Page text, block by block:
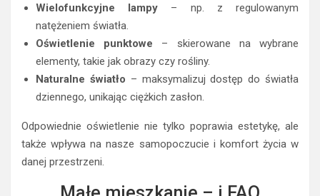
Wielofunkcyjne lampy – np. z regulowanym
natężeniem światła.
Oświetlenie punktowe – skierowane na wybrane
elementy, takie jak obrazy czy rośliny.
Naturalne światło – maksymalizuj dostęp do światła
dziennego, unikając ciężkich zasłon.
Odpowiednie oświetlenie nie tylko poprawia estetykę, ale
także wpływa na nasze samopoczucie i komfort życia w
danej przestrzeni.